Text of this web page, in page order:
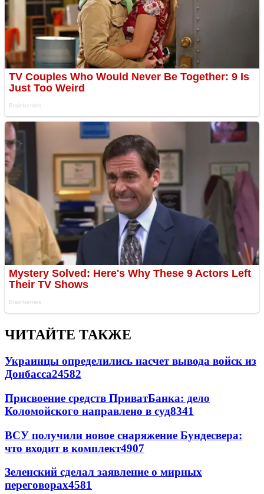
ЧИТАЙТЕ ТАКЖЕ
Украинцы определились насчет вывода войск из
Донбасса24582
Присвоение средств ПриватБанка: дело
Коломойского направлено в суд8341
ВСУ получили новое снаряжение Бундесвера:
что входит в комплект4907
Зеленский сделал заявление о мирных
переговорах4581